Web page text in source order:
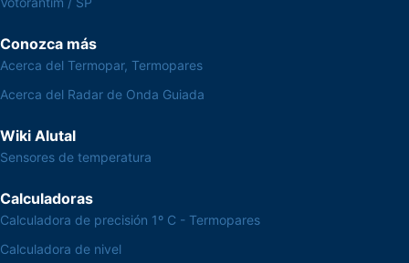
Conozca más
Acerca del Termopar, Termopares
Acerca del Radar de Onda Guiada
Wiki Alutal
Sensores de temperatura
Calculadoras
Calculadora de precisión 1º C - Termopares
Calculadora de nivel